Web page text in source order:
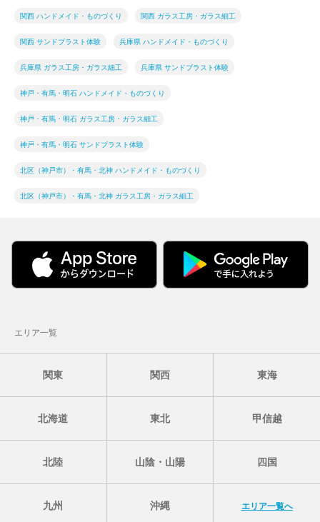
関西 ハンドメイド・ものづくり 関西 ガラス工房・ガラス細工
関西 サンドブラスト体験 兵庫県 ハンドメイド・ものづくり
兵庫県 ガラス工房・ガラス細工 兵庫県 サンドブラスト体験
神戸・有馬・明石 ハンドメイド・ものづくり
神戸・有馬・明石 ガラス工房・ガラス細工
神戸・有馬・明石 サンドブラスト体験
北区（神戸市）・有馬・北神 ハンドメイド・ものづくり
北区（神戸市）・有馬・北神 ガラス工房・ガラス細工
エリア一覧
関東 関西 東海
北海道 東北 甲信越
北陸 山陰・山陽 四国
九州 沖縄 エリア一覧へ